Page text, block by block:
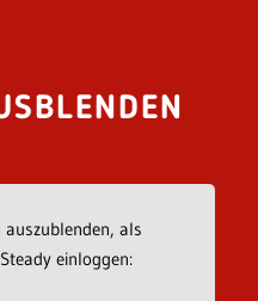
als
einloggen: